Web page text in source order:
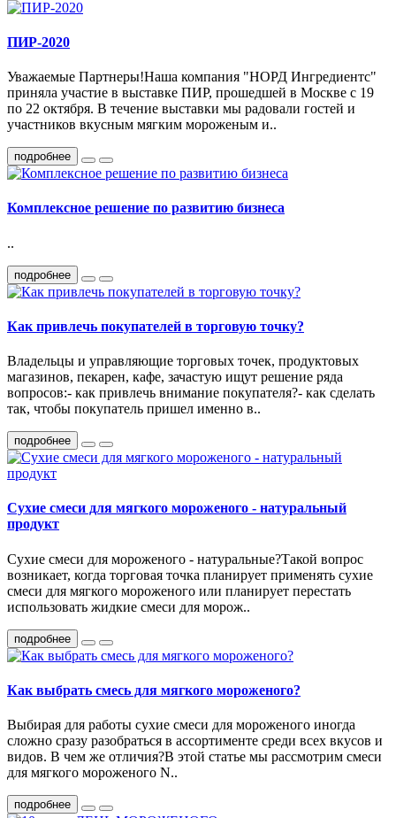
ПИР-2020
Уважаемые Партнеры!Наша компания "НОРД Ингредиентс"
приняла участие в выставке ПИР, прошедшей в Москве с 19
по 22 октября. В течение выставки мы радовали гостей и
участников вкусным мягким мороженым и..
подробнее
Комплексное решение по развитию бизнеса
..
подробнее
Как привлечь покупателей в торговую точку?
Владельцы и управляющие торговых точек, продуктовых
магазинов, пекарен, кафе, зачастую ищут решение ряда
вопросов:- как привлечь внимание покупателя?- как сделать
так, чтобы покупатель пришел именно в..
подробнее
Сухие смеси для мягкого мороженого - натуральный
продукт
Сухие смеси для мороженого - натуральные?Такой вопрос
возникает, когда торговая точка планирует применять сухие
смеси для мягкого мороженого или планирует перестать
использовать жидкие смеси для морож..
подробнее
Как выбрать смесь для мягкого мороженого?
Выбирая для работы сухие смеси для мороженого иногда
сложно сразу разобраться в ассортименте среди всех вкусов и
видов. В чем же отличия?В этой статье мы рассмотрим смеси
для мягкого мороженого N..
подробнее